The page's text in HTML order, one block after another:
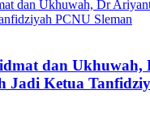
dan Ukhuwah,
Jadi Ketua